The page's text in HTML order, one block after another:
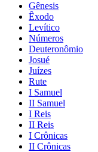
Gênesis
Êxodo
Levítico
Números
Deuteronômio
Josué
Juízes
Rute
I Samuel
II Samuel
I Reis
II Reis
I Crônicas
II Crônicas